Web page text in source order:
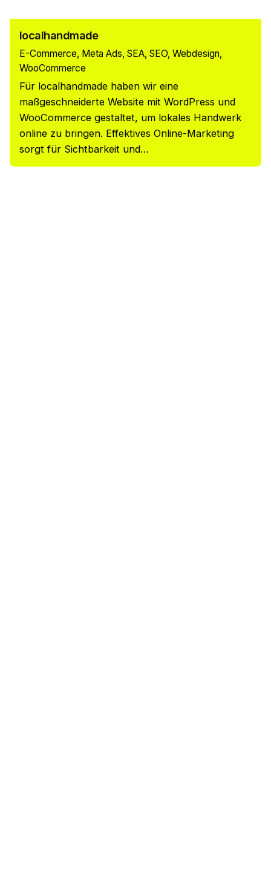
localhandmade
E-Commerce Meta Ads SEA SEO Webdesign
WooCommerce
Für localhandmade haben wir eine
maßgeschneiderte Website mit WordPress und
WooCommerce gestaltet, um lokales Handwerk
online zu bringen. Effektives Online-Marketing
sorgt für Sichtbarkeit und…